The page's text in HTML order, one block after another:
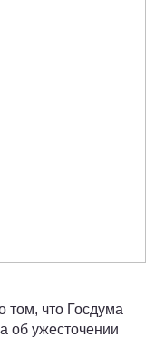
что Госдума
об ужесточении